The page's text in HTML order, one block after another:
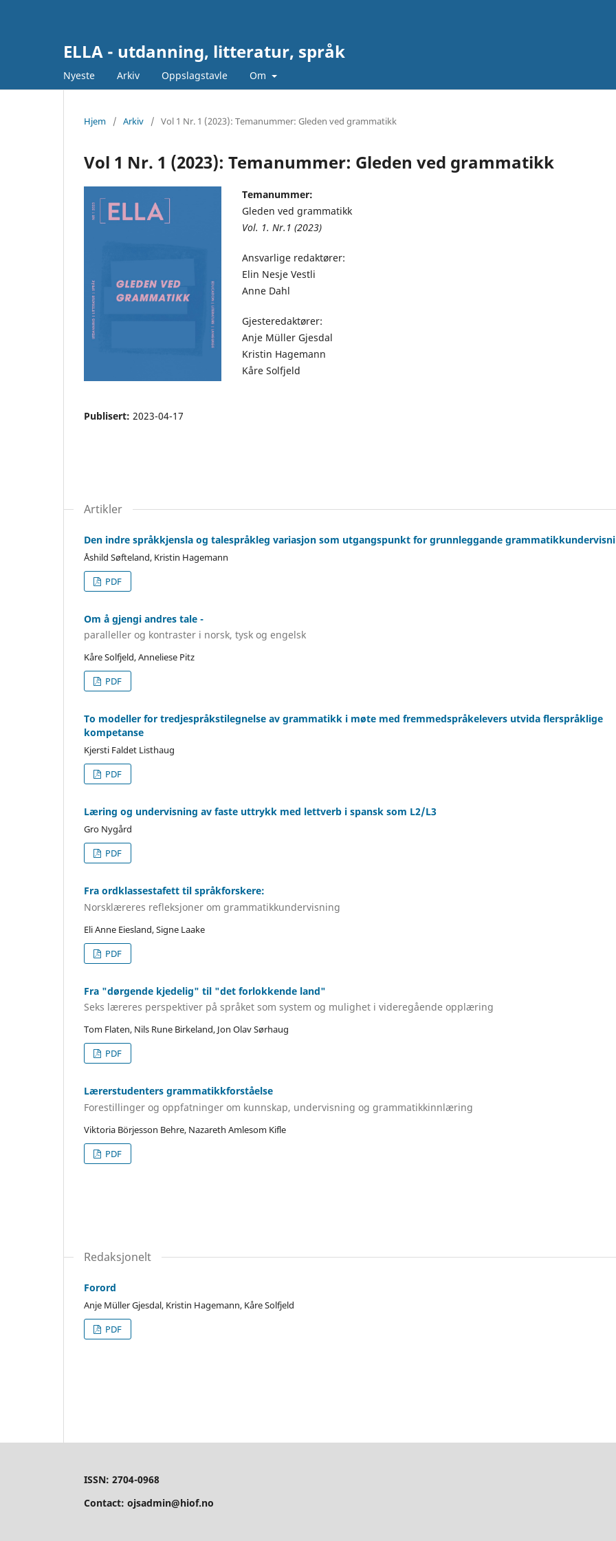
ELLA - utdanning, litteratur, språk
Nyeste Arkiv Oppslagstavle Om
Hjem / Arkiv / Vol 1 Nr. 1 (2023): Temanummer: Gleden ved grammatikk
Vol 1 Nr. 1 (2023): Temanummer: Gleden ved grammatikk
Temanummer:
Gleden ved grammatikk
Vol. 1. Nr.1 (2023)
Ansvarlige redaktører:
Elin Nesje Vestli
Anne Dahl
Gjesteredaktører:
Anje Müller Gjesdal
Kristin Hagemann
Kåre Solfjeld
Publisert: 2023-04-17
Artikler
Den indre språkkjensla og talespråkleg variasjon som utgangspunkt for grunnleggande
Åshild Søfteland, Kristin Hagemann
PDF
Om å gjengi andres tale -
paralleller og kontraster i norsk, tysk og engelsk
Kåre Solfjeld, Anneliese Pitz
PDF
To modeller for tredjespråkstilegnelse av grammatikk i møte med fremmedspråkelevers utvida flerspråklige
kompetanse
Kjersti Faldet Listhaug
PDF
Læring og undervisning av faste uttrykk med lettverb i spansk som L2/L3
Gro Nygård
PDF
Fra ordklassestafett til språkforskere:
Norsklæreres refleksjoner om grammatikkundervisning
Eli Anne Eiesland, Signe Laake
PDF
Fra "dørgende kjedelig" til "det forlokkende land"
Seks læreres perspektiver på språket som system og mulighet i videregående opplæring
Tom Flaten, Nils Rune Birkeland, Jon Olav Sørhaug
PDF
Lærerstudenters grammatikkforståelse
Forestillinger og oppfatninger om kunnskap, undervisning og grammatikkinnlæring
Viktoria Börjesson Behre, Nazareth Amlesom Kifle
PDF
Redaksjonelt
Forord
Anje Müller Gjesdal, Kristin Hagemann, Kåre Solfjeld
PDF
ISSN: 2704-0968
Contact: ojsadmin@hiof.no